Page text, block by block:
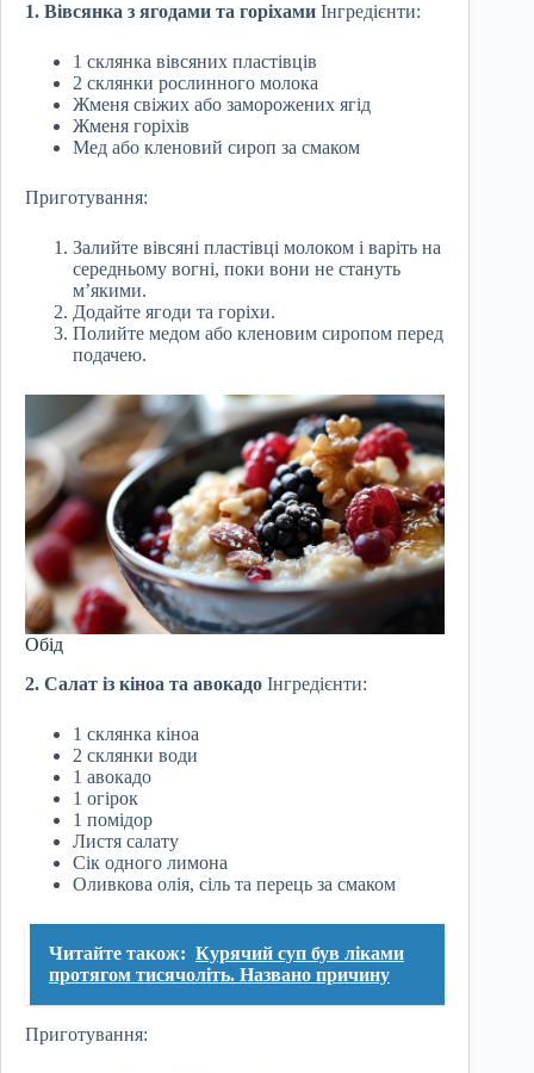
1. Вівсянка з ягодами та горіхами Інгредієнти:
1 склянка вівсяних пластівців
2 склянки рослинного молока
Жменя свіжих або заморожених ягід
Жменя горіхів
Мед або кленовий сироп за смаком
Приготування:
Залийте вівсяні пластівці молоком і варіть на
середньому вогні, поки вони не стануть
м’якими.
Додайте ягоди та горіхи.
Полийте медом або кленовим сиропом перед
подачею.
Обід
2. Салат із кіноа та авокадо Інгредієнти:
1 склянка кіноа
2 склянки води
1 авокадо
1 огірок
1 помідор
Листя салату
Сік одного лимона
Оливкова олія, сіль та перець за смаком
Читайте також: Курячий суп був ліками
протягом тисячоліть. Названо причину
Приготування: